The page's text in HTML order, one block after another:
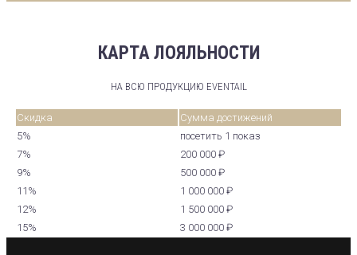
КАРТА ЛОЯЛЬНОСТИ
НА ВСЮ ПРОДУКЦИЮ EVENTAIL
Скидка
Сумма достижений
5%
посетить 1 показ
7%
200 000 ₽
9%
500 000 ₽
11%
1 000 000 ₽
12%
1 500 000 ₽
15%
3 000 000 ₽